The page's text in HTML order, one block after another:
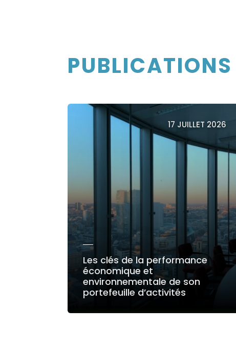
17 JUILLET 2026
Les clés de la performance
économique et
environnementale de son
portefeuille d’activités